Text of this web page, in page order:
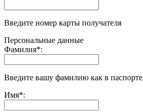
Введите номер карты получателя
Персональные данные
Фамилия*:
Введите вашу фамилию как в паспорте
Имя*: